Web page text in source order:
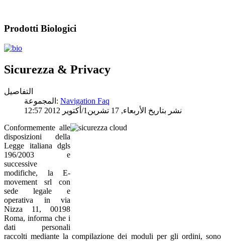
Prodotti Biologici
Sicurezza & Privacy
التفاصيل
المجموعة: Navigation Faq
نشر بتاريخ الأربعاء, 17 تشرين1/أكتوير 2012 12:57
Conformemente alle
disposizioni della
Legge italiana dgls
196/2003 e
successive
modifiche, la E-
movement srl con
sede legale e
operativa in via
Nizza 11, 00198
Roma, informa che i
dati personali
raccolti mediante la compilazione dei moduli per gli ordini, sono